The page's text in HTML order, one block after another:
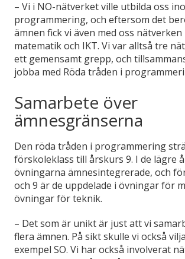
– Vi i NO-nätverket ville utbilda oss
programmering, och eftersom det
ämnen fick vi även med oss nätverken
matematik och IKT. Vi var alltså tre
ett gemensamt grepp, och
jobba med Röda tråden i
Samarbete över
ämnesgränserna
Den röda tråden i programmering
förskoleklass till årskurs 9. I de lägre
övningarna ämnesintegrerade, och
och 9 är de uppdelade i övningar för
övningar för teknik.
– Det som är unikt är just att vi
flera ämnen. På sikt skulle vi också
exempel SO. Vi har också involverat